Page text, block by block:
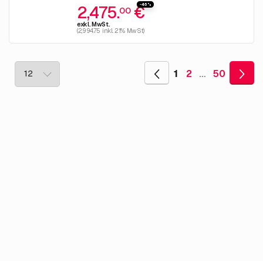
-46%
2,475.00€
exkl. MwSt.
(2,994.75 inkl. 21% MwSt)
1 2 … 50